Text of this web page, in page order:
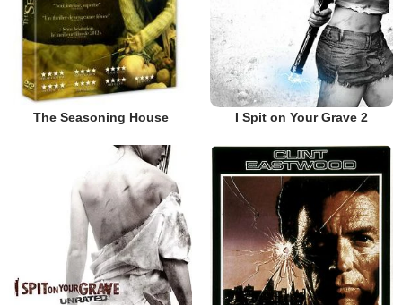
The Seasoning House I Spit on Your Grave 2